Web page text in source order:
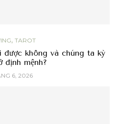
, TAROT
không và chúng ta kỳ
định mệnh?
6, 2026